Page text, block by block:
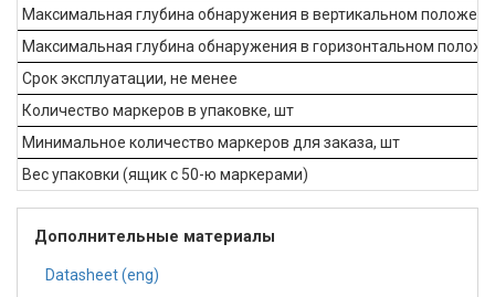
Максимальная глубина обнаружения в вертикальном
Максимальная глубина обнаружения в горизонтальном
Срок эксплуатации, не менее
Количество маркеров в упаковке, шт
Минимальное количество маркеров для заказа, шт
Вес упаковки (ящик с 50-ю маркерами)
Дополнительные материалы
Datasheet (eng)